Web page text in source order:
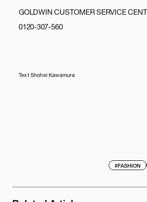
GOLDWIN CUSTOMER SERVICE
0120-307-560
Text Shohei Kawamura
#FASHION